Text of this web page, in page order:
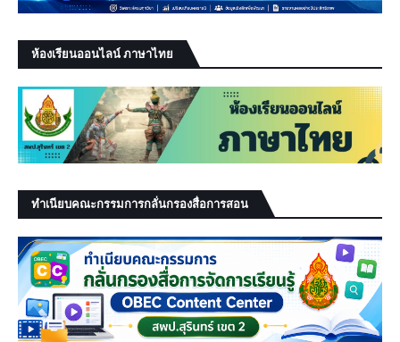
ห้องเรียนออนไลน์ ภาษาไทย
ทำเนียบคณะกรรมการกลั่นกรองสื่อการสอน